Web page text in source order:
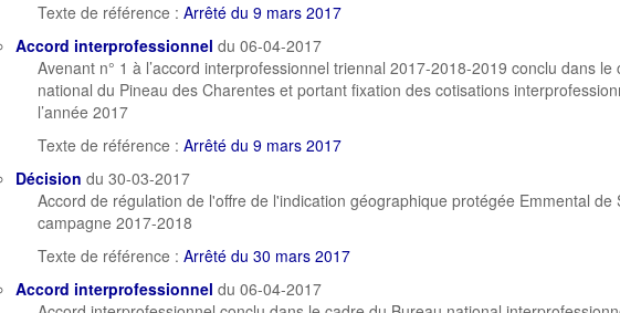
Texte de référence : Arrêté du 9 mars 2017
Accord interprofessionnel du 06-04-2017
Avenant n° 1 à l’accord interprofessionnel triennal 2017-2018-2019 conclu dans le
national du Pineau des Charentes et portant fixation des cotisations
l’année 2017
Texte de référence : Arrêté du 9 mars 2017
Décision du 30-03-2017
Accord de régulation de l'offre de l'indication géographique protégée Emmental de
campagne 2017-2018
Texte de référence : Arrêté du 30 mars 2017
Accord interprofessionnel du 06-04-2017